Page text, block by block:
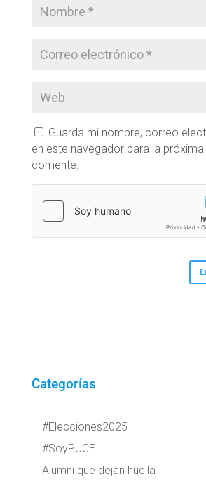
Guarda mi nombre, correo
en este navegador para la próxima
comente.
Categorías
#Elecciones2025
#SoyPUCE
Alumni que dejan huella